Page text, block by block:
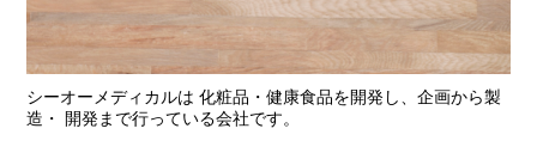
シーオーメディカルは 化粧品・健康食品を開発し、企画から製
造・ 開発まで行っている会社です。